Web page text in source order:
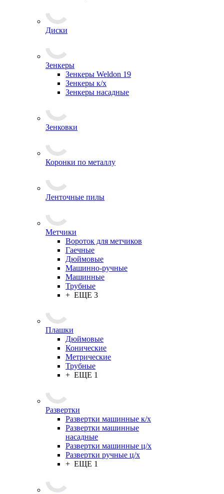
Диски
Зенкеры
Зенкеры Weldon 19
Зенкеры к/х
Зенкеры насадные
Зенковки
Коронки по металлу
Ленточные пилы
Метчики
Вороток для метчиков
Гаечные
Дюймовые
Машинно-ручные
Машинные
Трубные
+ ЕЩЕ 3
Плашки
Дюймовые
Конические
Метрические
Трубные
+ ЕЩЕ 1
Развертки
Развертки машинные к/х
Развертки машинные
насадные
Развертки машинные ц/х
Развертки ручные ц/х
+ ЕЩЕ 1